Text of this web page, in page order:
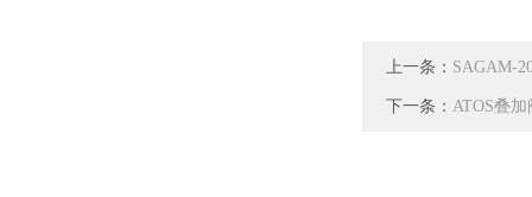
上一条： SAGAM-
下一条： ATOS叠